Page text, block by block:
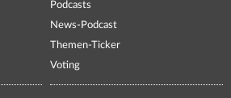
Podcasts
News-Podcast
Themen-Ticker
Voting